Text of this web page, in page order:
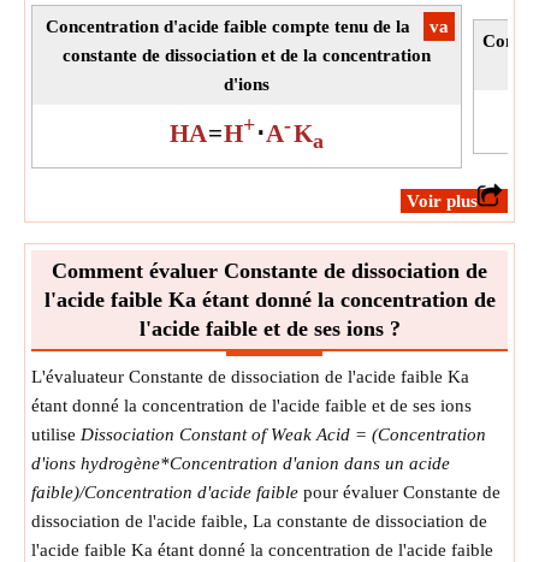
​va
Concentration d'acide faible compte tenu de la
constante de dissociation et de la concentration
d'ions
HA=H+⋅A-Ka
​Voir plus
Comment évaluer Constante de dissociation de
l'acide faible Ka étant donné la concentration de
l'acide faible et de ses ions ?
L'évaluateur Constante de dissociation de l'acide faible Ka
étant donné la concentration de l'acide faible et de ses ions
utilise Dissociation Constant of Weak Acid = (Concentration
d'ions hydrogène*Concentration d'anion dans un acide
faible)/Concentration d'acide faible pour évaluer Constante de
dissociation de l'acide faible, La constante de dissociation de
l'acide faible Ka étant donné la concentration de l'acide faible